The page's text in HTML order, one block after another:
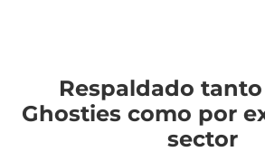
Respaldado
Ghosties como por
sector